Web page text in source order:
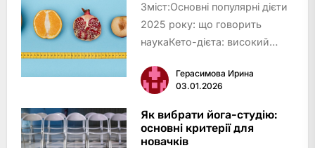
Зміст:Основні популярні дієти
2025 року: що говорить
наукаКето-дієта: високий
вуглеводівСередземноморська
дієта: баланс і
смакІнтервальне голодування:
харчуйся за
Герасимова Ирина
03.01.2026
Як вибрати йога-студію:
основні критерії для
новачків